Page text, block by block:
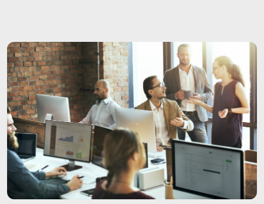
Como funciona o Seguro de Vida empresarial? Veja quem
tem direito